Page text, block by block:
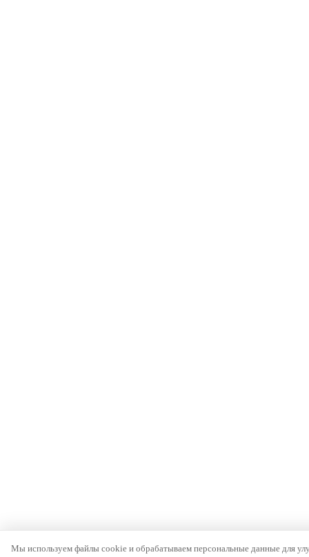
Мы используем файлы cookie и обрабатываем персональные данные для